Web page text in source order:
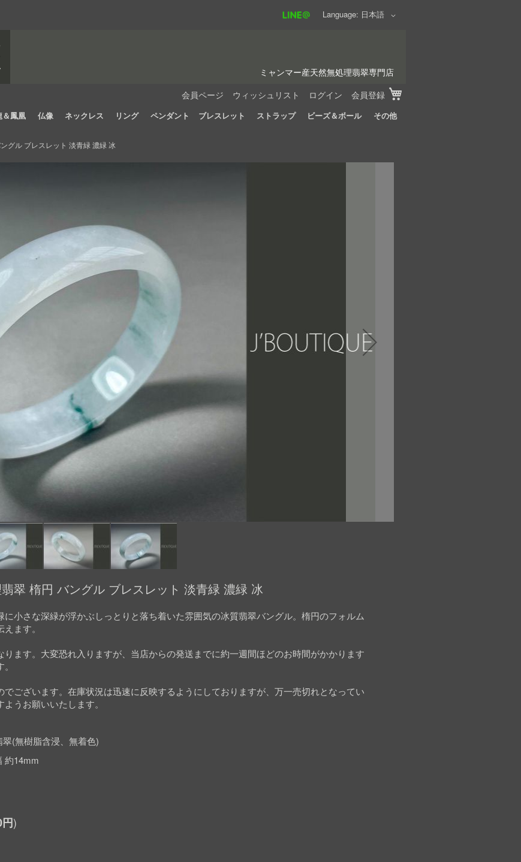
Language
日本語
会員ページ ウィッシュリスト ログイン 会員登録
ミャンマー産天然無処理翡翠専門店
＆鳳凰 仏像 ネックレス リング ペンダント ブレスレット ストラップ ビーズ＆ボール その他
グル ブレスレット 淡青緑 濃緑 冰
翠 楕円 バングル ブレスレット 淡青緑 濃緑 冰
小さな深緑が浮かぶしっとりと落ち着いた雰囲気の冰質翡翠バングル。楕円のフォルム
ます。
ります。大変恐れ入りますが、当店からの発送までに約一週間ほどのお時間がかかります
でございます。在庫状況は迅速に反映するようにしておりますが、万一売切れとなってい
うお願いいたします。
(無樹脂含浸、無着色)
約14mm